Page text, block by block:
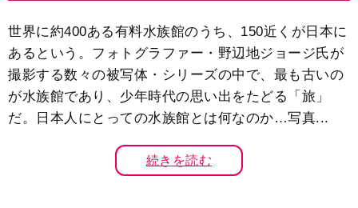
世界に約400ある有料水族館のうち、150近くが日本に
あるという。フォトグラファー・野辺地ジョージ氏が
撮影する数々の被写体・シリーズの中で、最も古いの
が水族館であり、少年時代の思い出をたどる「旅」
だ。日本人にとっての水族館とは何なのか…写真...
続きを読む